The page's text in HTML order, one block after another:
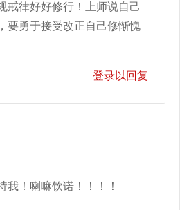
戒律好好修行！上师说自己
要勇于接受改正自己修惭愧
登录以回复
！喇嘛钦诺！！！！